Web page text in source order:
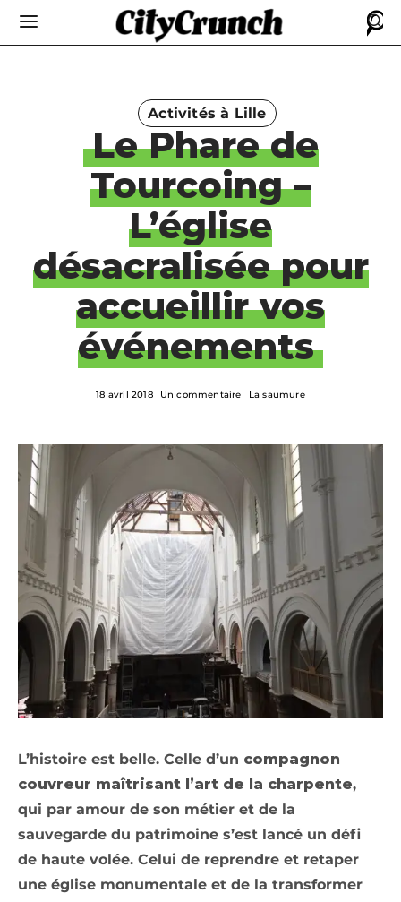
Activités à Lille
Le Phare de
Tourcoing –
L’église
désacralisée pour
accueillir vos
événements
18 avril 2018 Un commentaire La saumure
L’histoire est belle. Celle d’un compagnon
couvreur maîtrisant l’art de la charpente,
qui par amour de son métier et de la
sauvegarde du patrimoine s’est lancé un défi
de haute volée. Celui de reprendre et retaper
une église monumentale et de la transformer